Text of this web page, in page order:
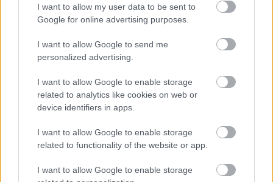
I want to allow my user data to be sent to
Google for online advertising purposes.
I want to allow Google to send me
personalized advertising.
I want to allow Google to enable storage
related to analytics like cookies on web or
device identifiers in apps.
I want to allow Google to enable storage
related to functionality of the website or app.
I want to allow Google to enable storage
A hulahoppkarika körbeér - A 70-es